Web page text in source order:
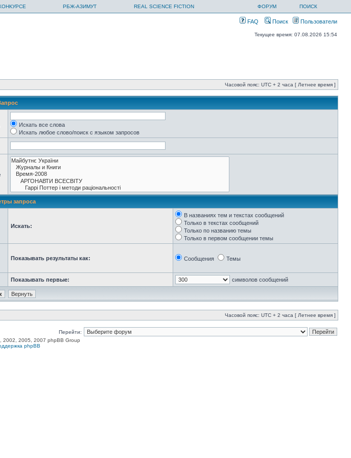
РБЖ-АЗИМУТ REAL SCIENCE FICTION ФОРУМ ПОИСК
FAQ Поиск Пользователи
Текущее время: 07.08.2026 15:54
Часовой пояс: UTC + 2 часа [ Летнее время ]
Искать все слова
Искать любое слово/поиск с языком запросов
запроса
Искать:
В названиях тем и текстах сообщений
Только в текстах сообщений
Только по названию темы
Только в первом сообщении темы
Показывать результаты как: Сообщения Темы
Показывать первые: символов сообщений
Часовой пояс: UTC + 2 часа [ Летнее время ]
Перейти:
2002, 2005, 2007 phpBB Group
phpBB